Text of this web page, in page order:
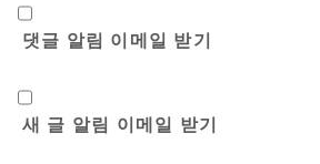
댓글 알림 이메일 받기
새 글 알림 이메일 받기